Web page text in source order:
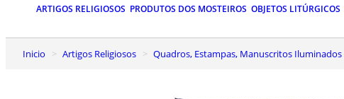
ARTIGOS RELIGIOSOS PRODUTOS DOS MOSTEIROS OBJETOS LITÚRGICOS
Inicio Artigos Religiosos Quadros, Estampas, Manuscritos Iluminados